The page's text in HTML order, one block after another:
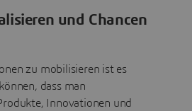
und Chancen
zu mobilisieren ist es
dass man
Innovationen und